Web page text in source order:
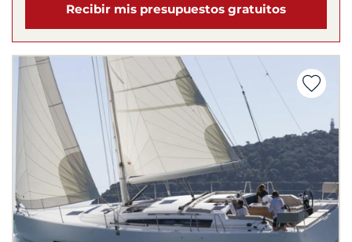
Recibir mis presupuestos gratuitos